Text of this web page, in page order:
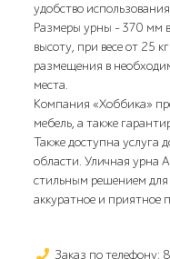
удобство
Размеры урны – 370 мм
высоту, при весе от 25
размещения в
места.
Компания «Хоббика»
мебель, а также
Также доступна услуга
области. Уличная
стильным решением для
аккуратное и приятное
Заказ по телефону: